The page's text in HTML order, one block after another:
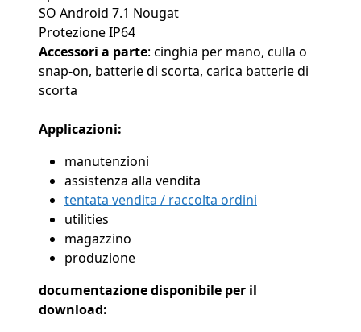
SO Android 7.1 Nougat
Protezione IP64
Accessori a parte: cinghia per mano, culla o
snap-on, batterie di scorta, carica batterie di
scorta
Applicazioni:
manutenzioni
assistenza alla vendita
tentata vendita / raccolta ordini
utilities
magazzino
produzione
documentazione disponibile per il
download: